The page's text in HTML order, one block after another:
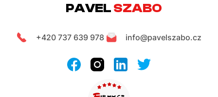
PAVEL SZABO
+420 737 639 978 info@pavelszabo.cz